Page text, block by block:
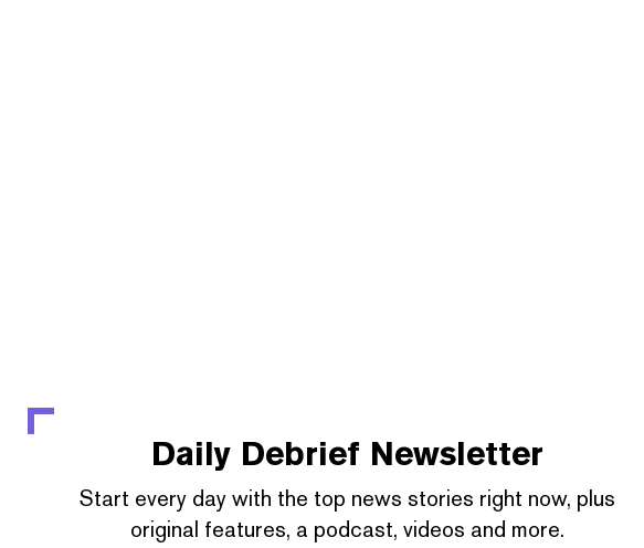
Daily Debrief Newsletter
Start every day with the top news stories right now, plus
original features, a podcast, videos and more.